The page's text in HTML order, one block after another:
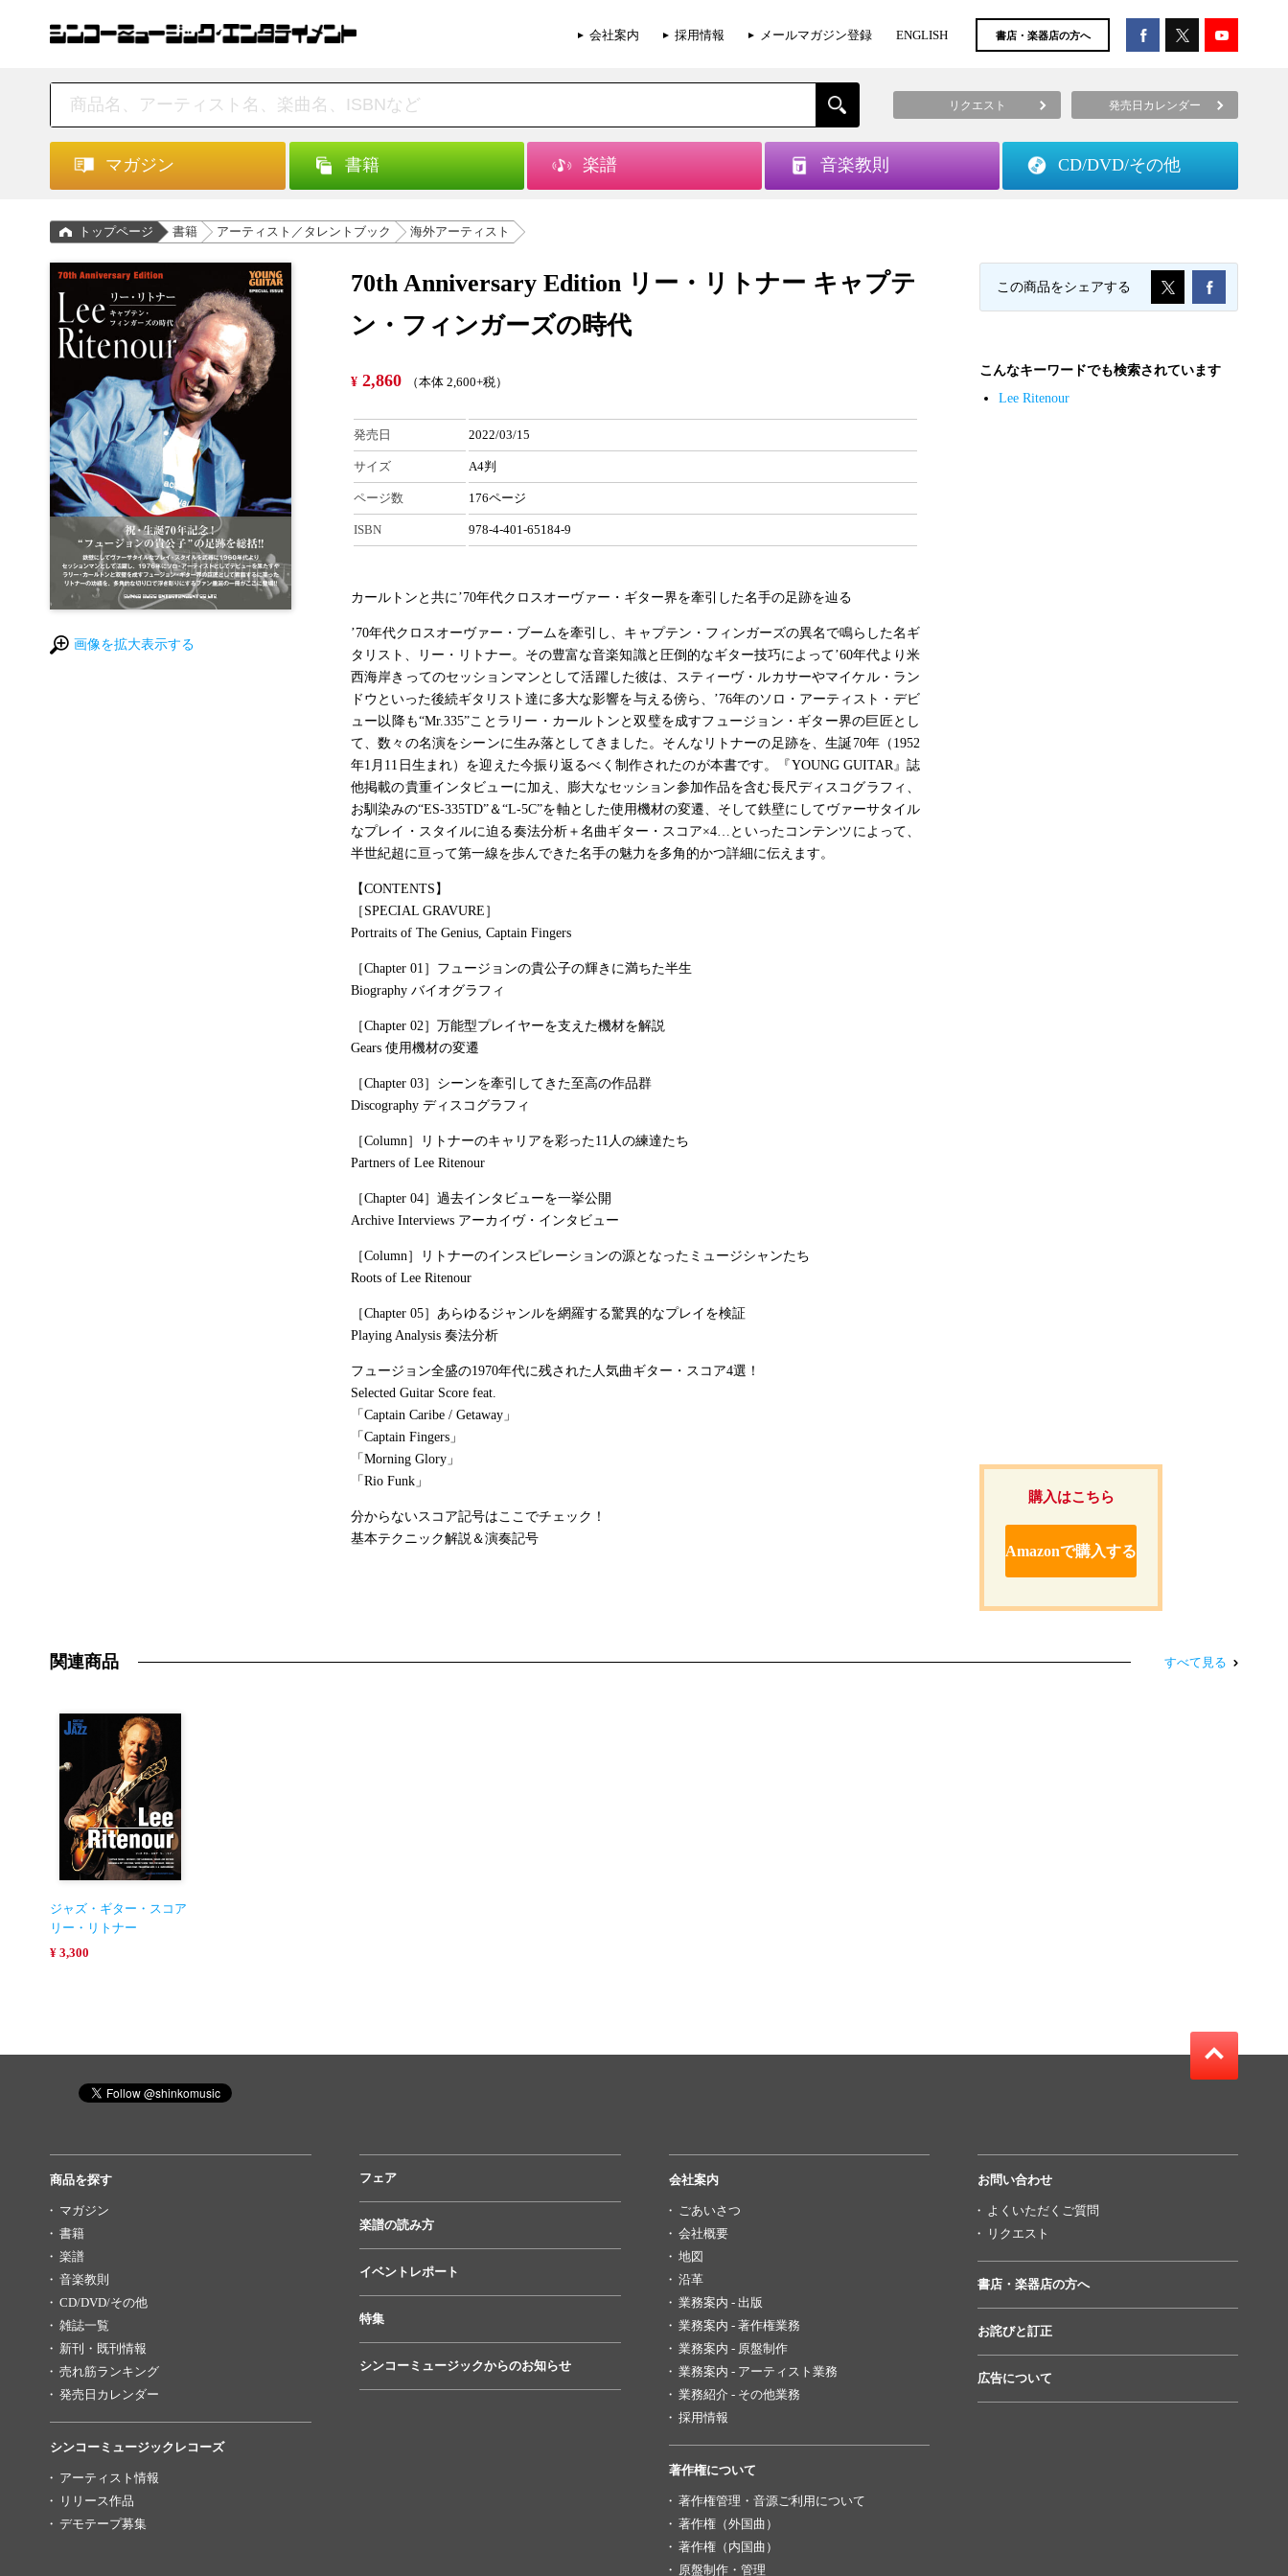
会社案内 採用情報 メールマガジン登録 ENGLISH 書店・楽器店の方へ
リクエスト 発売日カレンダー
マガジン 書籍 楽譜 音楽教則 CD/DVD/その他
トップページ 書籍 アーティスト／タレントブック 海外アーティスト
画像を拡大表示する
70th Anniversary Edition リー・リトナー キャプテ
ン・フィンガーズの時代
¥ 2,860 （本体 2,600+税）
発売日 2022/03/15
サイズ A4判
ページ数 176ページ
ISBN 978-4-401-65184-9
カールトンと共に’70年代クロスオーヴァー・ギター界を牽引した名手の足跡を辿る
’70年代クロスオーヴァー・ブームを牽引し、キャプテン・フィンガーズの異名で鳴らした名ギ
タリスト、リー・リトナー。その豊富な音楽知識と圧倒的なギター技巧によって’60年代より米
西海岸きってのセッションマンとして活躍した彼は、スティーヴ・ルカサーやマイケル・ラン
ドウといった後続ギタリスト達に多大な影響を与える傍ら、’76年のソロ・アーティスト・デビ
ュー以降も“Mr.335”ことラリー・カールトンと双璧を成すフュージョン・ギター界の巨匠とし
て、数々の名演をシーンに生み落としてきました。そんなリトナーの足跡を、生誕70年（1952
年1月11日生まれ）を迎えた今振り返るべく制作されたのが本書です。『YOUNG GUITAR』誌
他掲載の貴重インタビューに加え、膨大なセッション参加作品を含む長尺ディスコグラフィ、
お馴染みの“ES-335TD”＆“L-5C”を軸とした使用機材の変遷、そして鉄壁にしてヴァーサタイル
なプレイ・スタイルに迫る奏法分析＋名曲ギター・スコア×4…といったコンテンツによって、
半世紀超に亘って第一線を歩んできた名手の魅力を多角的かつ詳細に伝えます。
【CONTENTS】
［SPECIAL GRAVURE］
Portraits of The Genius, Captain Fingers
［Chapter 01］フュージョンの貴公子の輝きに満ちた半生
Biography バイオグラフィ
［Chapter 02］万能型プレイヤーを支えた機材を解説
Gears 使用機材の変遷
［Chapter 03］シーンを牽引してきた至高の作品群
Discography ディスコグラフィ
［Column］リトナーのキャリアを彩った11人の練達たち
Partners of Lee Ritenour
［Chapter 04］過去インタビューを一挙公開
Archive Interviews アーカイヴ・インタビュー
［Column］リトナーのインスピレーションの源となったミュージシャンたち
Roots of Lee Ritenour
［Chapter 05］あらゆるジャンルを網羅する驚異的なプレイを検証
Playing Analysis 奏法分析
フュージョン全盛の1970年代に残された人気曲ギター・スコア4選！
Selected Guitar Score feat.
「Captain Caribe / Getaway」
「Captain Fingers」
「Morning Glory」
「Rio Funk」
分からないスコア記号はここでチェック！
基本テクニック解説＆演奏記号
購入はこちら
Amazonで購入する
この商品をシェアする
こんなキーワードでも検索されています
Lee Ritenour
関連商品 すべて見る
ジャズ・ギター・スコア
リー・リトナー
¥ 3,300
商品を探す
マガジン
書籍
楽譜
音楽教則
CD/DVD/その他
雑誌一覧
新刊・既刊情報
売れ筋ランキング
発売日カレンダー
シンコーミュージックレコーズ
アーティスト情報
リリース作品
デモテープ募集
フェア
楽譜の読み方
イベントレポート
特集
シンコーミュージックからのお知らせ
会社案内
ごあいさつ
会社概要
地図
沿革
業務案内 - 出版
業務案内 - 著作権業務
業務案内 - 原盤制作
業務案内 - アーティスト業務
業務紹介 - その他業務
採用情報
著作権について
著作権管理・音源ご利用について
著作権（外国曲）
著作権（内国曲）
原盤制作・管理
お問い合わせ
よくいただくご質問
リクエスト
書店・楽器店の方へ
お詫びと訂正
広告について